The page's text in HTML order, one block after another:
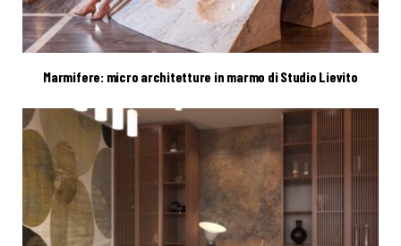
Marmifere: micro architetture in marmo di Studio Lievito